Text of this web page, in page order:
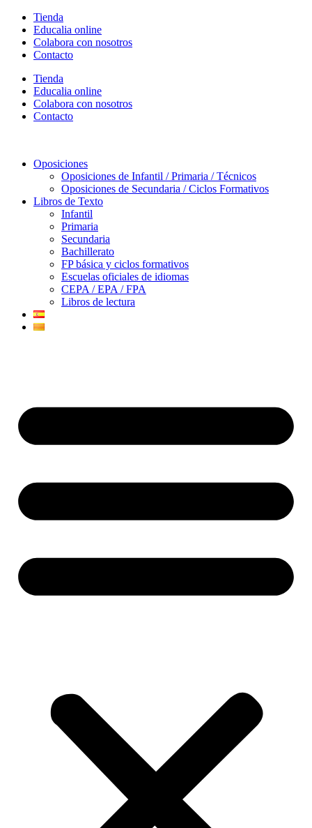
contenido
Tienda
Educalia online
Colabora con nosotros
Contacto
Tienda
Educalia online
Colabora con nosotros
Contacto
Oposiciones
Oposiciones de Infantil / Primaria / Técnicos
Oposiciones de Secundaria / Ciclos Formativos
Libros de Texto
Infantil
Primaria
Secundaria
Bachillerato
FP básica y ciclos formativos
Escuelas oficiales de idiomas
CEPA / EPA / FPA
Libros de lectura